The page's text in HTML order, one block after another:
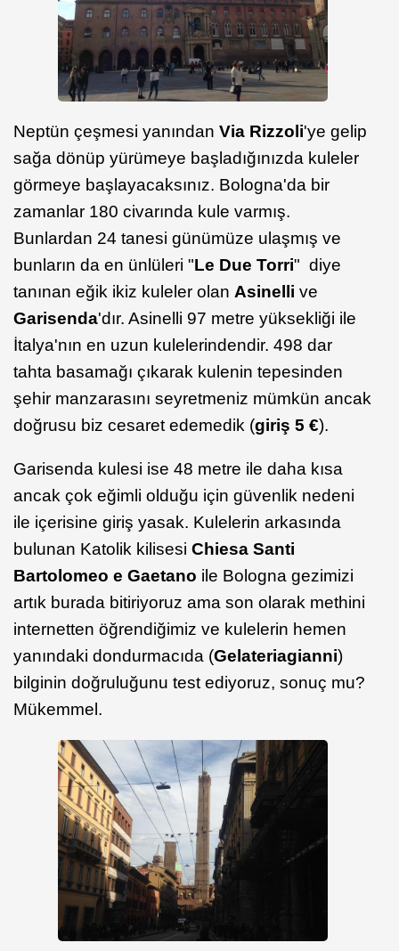
Neptün çeşmesi yanından Via Rizzoli'ye gelip
sağa dönüp yürümeye başladığınızda kuleler
görmeye başlayacaksınız. Bologna'da bir
zamanlar 180 civarında kule varmış.
Bunlardan 24 tanesi günümüze ulaşmış ve
bunların da en ünlüleri "Le Due Torri" diye
tanınan eğik ikiz kuleler olan Asinelli ve
Garisenda'dır. Asinelli 97 metre yüksekliği ile
İtalya'nın en uzun kulelerindendir. 498 dar
tahta basamağı çıkarak kulenin tepesinden
şehir manzarasını seyretmeniz mümkün ancak
doğrusu biz cesaret edemedik (giriş 5 €).
Garisenda kulesi ise 48 metre ile daha kısa
ancak çok eğimli olduğu için güvenlik nedeni
ile içerisine giriş yasak. Kulelerin arkasında
bulunan Katolik kilisesi Chiesa Santi
Bartolomeo e Gaetano ile Bologna gezimizi
artık burada bitiriyoruz ama son olarak methini
internetten öğrendiğimiz ve kulelerin hemen
yanındaki dondurmacıda (Gelateriagianni)
bilginin doğruluğunu test ediyoruz, sonuç mu?
Mükemmel.